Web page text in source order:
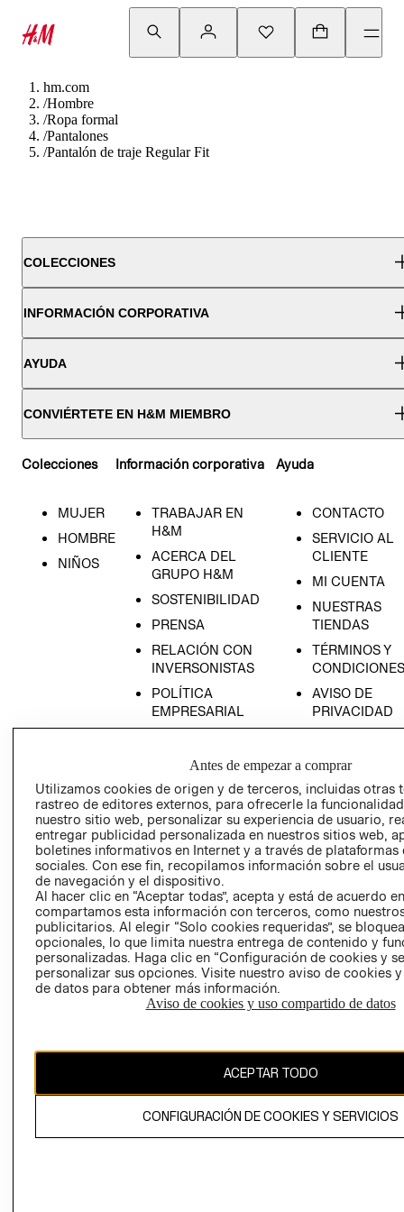
hm.com
/Hombre
/Ropa formal
/Pantalones
/Pantalón de traje Regular Fit
COLECCIONES
INFORMACIÓN CORPORATIVA
AYUDA
CONVIÉRTETE EN H&M MIEMBRO
Colecciones
MUJER
HOMBRE
NIÑOS
Información corporativa
TRABAJAR EN
H&M
ACERCA DEL
GRUPO H&M
SOSTENIBILIDAD
PRENSA
RELACIÓN CON
INVERSONISTAS
POLÍTICA
EMPRESARIAL
Ayuda
CONTACTO
SERVICIO AL
CLIENTE
MI CUENTA
NUESTRAS
TIENDAS
TÉRMINOS Y
CONDICIONES
AVISO DE
PRIVACIDAD
AVISO DE
LIBRO DE
Ecuador ($)
CAMBIAR REGIÓN
propiedad de H&M Hennes & Mauritz AB.
Antes de empezar a comprar
Utilizamos cookies de origen y de terceros, incluidas otras
rastreo de editores externos, para ofrecerle la
nuestro sitio web, personalizar su experiencia de usuario,
entregar publicidad personalizada en nuestros sitios web,
boletines informativos en Internet y a través de plataformas
sociales. Con ese fin, recopilamos información sobre el
de navegación y el dispositivo.
Al hacer clic en “Aceptar todas”, acepta y está de acuerdo
compartamos esta información con terceros, como
publicitarios. Al elegir “Solo cookies requeridas”, se
opcionales, lo que limita nuestra entrega de contenido y
personalizadas. Haga clic en “Configuración de cookies y
personalizar sus opciones. Visite nuestro aviso de cookies
de datos para obtener más información.
Aviso de cookies y uso compartido de datos
ACEPTAR TODO
CONFIGURACIÓN DE COOKIES Y SERVICIOS